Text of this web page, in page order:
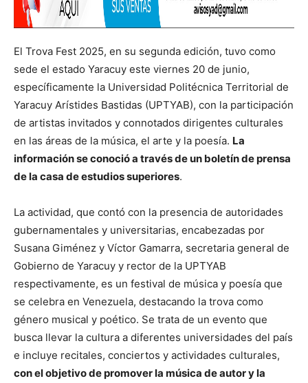
El Trova Fest 2025, en su segunda edición, tuvo como
sede el estado Yaracuy este viernes 20 de junio,
específicamente la Universidad Politécnica Territorial de
Yaracuy Arístides Bastidas (UPTYAB), con la participación
de artistas invitados y connotados dirigentes culturales
en las áreas de la música, el arte y la poesía. La
información se conoció a través de un boletín de prensa
de la casa de estudios superiores.
La actividad, que contó con la presencia de autoridades
gubernamentales y universitarias, encabezadas por
Susana Giménez y Víctor Gamarra, secretaria general de
Gobierno de Yaracuy y rector de la UPTYAB
respectivamente, es un festival de música y poesía que
se celebra en Venezuela, destacando la trova como
género musical y poético. Se trata de un evento que
busca llevar la cultura a diferentes universidades del país
e incluye recitales, conciertos y actividades culturales,
con el objetivo de promover la música de autor y la